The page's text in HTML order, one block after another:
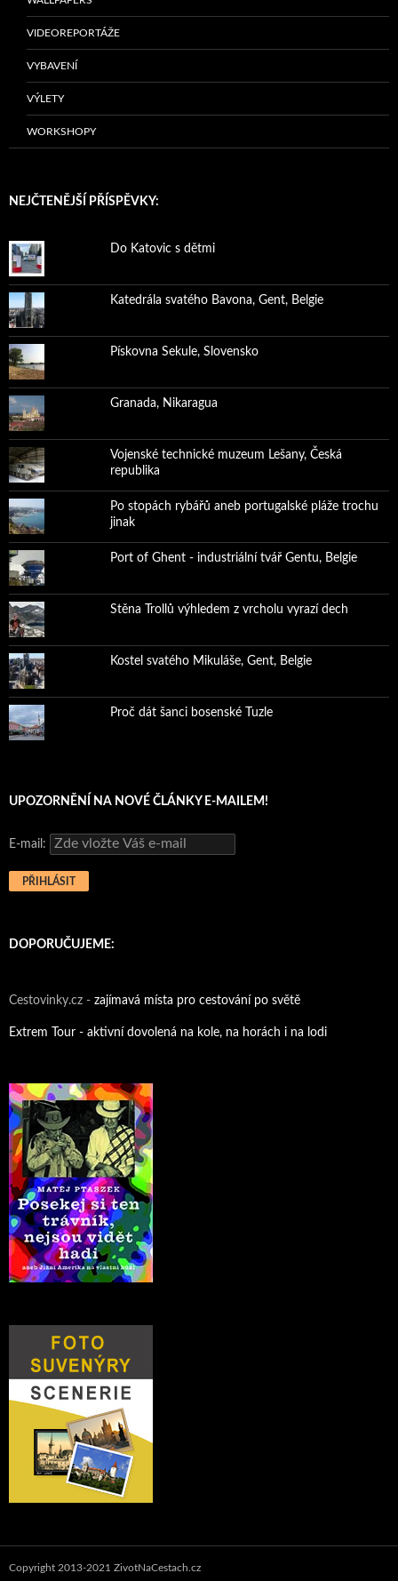
VIDEOREPORTÁŽE
VYBAVENÍ
VÝLETY
WORKSHOPY
NEJČTENĚJŠÍ PŘÍSPĚVKY:
Do Katovic s dětmi
Katedrála svatého Bavona, Gent, Belgie
Pískovna Sekule, Slovensko
Granada, Nikaragua
Vojenské technické muzeum Lešany, Česká
republika
Po stopách rybářů aneb portugalské pláže trochu
jinak
Port of Ghent - industriální tvář Gentu, Belgie
Stěna Trollů výhledem z vrcholu vyrazí dech
Kostel svatého Mikuláše, Gent, Belgie
Proč dát šanci bosenské Tuzle
UPOZORNĚNÍ NA NOVÉ ČLÁNKY E-MAILEM!
E-mail:
DOPORUČUJEME:
Cestovinky.cz - zajímavá místa pro cestování po světě
Extrem Tour - aktivní dovolená na kole, na horách i na lodi